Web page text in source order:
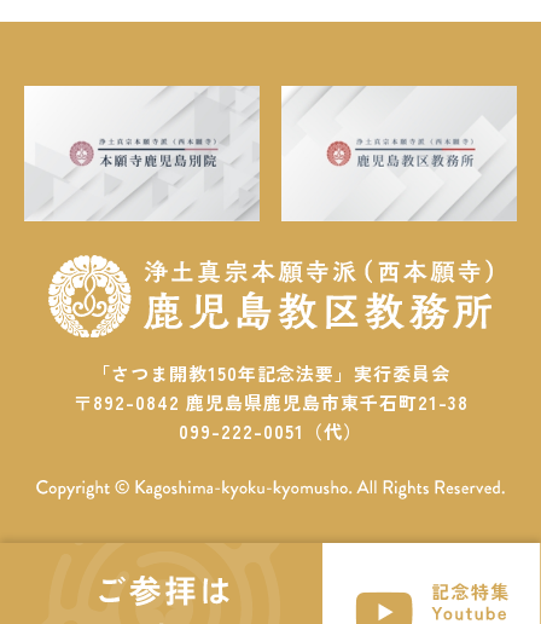
「さつま開教150年記念法要」実行委員会
〒892-0842 鹿児島県鹿児島市東千石町21-38
099-222-0051（代）